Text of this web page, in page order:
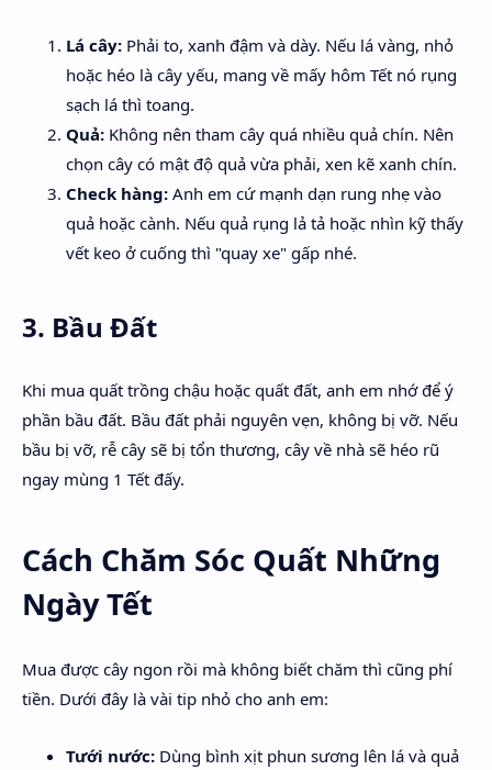
Lá cây: Phải to, xanh đậm và dày. Nếu lá vàng, nhỏ
hoặc héo là cây yếu, mang về mấy hôm Tết nó rụng
sạch lá thì toang.
Quả: Không nên tham cây quá nhiều quả chín. Nên
chọn cây có mật độ quả vừa phải, xen kẽ xanh chín.
Check hàng: Anh em cứ mạnh dạn rung nhẹ vào
quả hoặc cành. Nếu quả rụng lả tả hoặc nhìn kỹ thấy
vết keo ở cuống thì "quay xe" gấp nhé.
3. Bầu Đất
Khi mua quất trồng chậu hoặc quất đất, anh em nhớ để ý
phần bầu đất. Bầu đất phải nguyên vẹn, không bị vỡ. Nếu
bầu bị vỡ, rễ cây sẽ bị tổn thương, cây về nhà sẽ héo rũ
ngay mùng 1 Tết đấy.
Cách Chăm Sóc Quất Những
Ngày Tết
Mua được cây ngon rồi mà không biết chăm thì cũng phí
tiền. Dưới đây là vài tip nhỏ cho anh em:
Tưới nước: Dùng bình xịt phun sương lên lá và quả